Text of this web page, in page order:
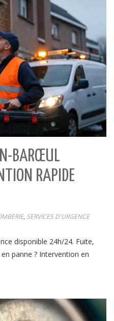
BARŒUL
RAPIDE
, SERVICES D'URGENCE
disponible 24h/24. Fuite,
panne ? Intervention en